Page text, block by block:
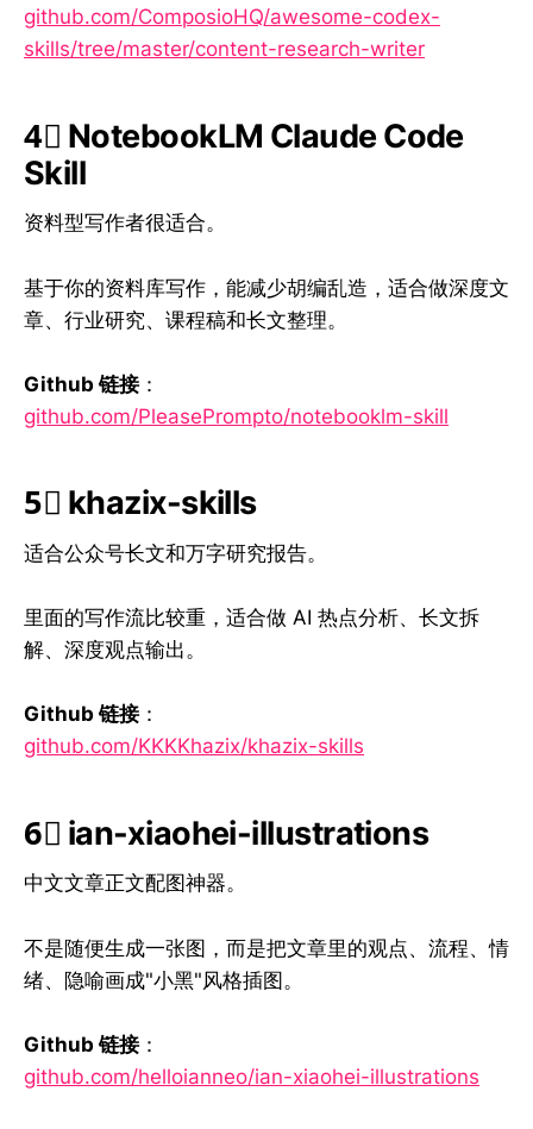
github.com/ComposioHQ/awesome-codex-
skills/tree/master/content-research-writer
4⃣ NotebookLM Claude Code
Skill
资料型写作者很适合。
基于你的资料库写作，能减少胡编乱造，适合做深度文
章、行业研究、课程稿和长文整理。
Github 链接：
github.com/PleasePrompto/notebooklm-skill
5⃣ khazix-skills
适合公众号长文和万字研究报告。
里面的写作流比较重，适合做 AI 热点分析、长文拆
解、深度观点输出。
Github 链接：
github.com/KKKKhazix/khazix-skills
6⃣ ian-xiaohei-illustrations
中文文章正文配图神器。
不是随便生成一张图，而是把文章里的观点、流程、情
绪、隐喻画成"小黑"风格插图。
Github 链接：
github.com/helloianneo/ian-xiaohei-illustrations